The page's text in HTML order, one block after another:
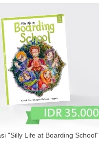
"Silly Life at Boarding School"